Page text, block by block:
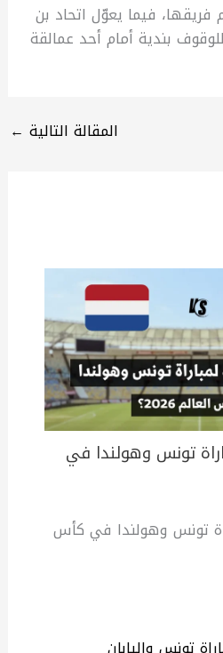
فيما يعوّل اتحاد بن
بندية أمام أحد عمالقة
المقالة التالية ←
تونس وهولندا في
تونس وهولندا في كأس